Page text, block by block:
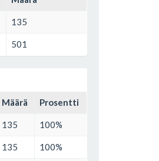
135
501
Määrä Prosentti
135 100%
135 100%